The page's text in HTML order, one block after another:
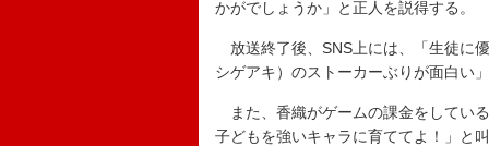
かがでしょうか」と正人を説得する。
放送終了後、SNS上には、「生徒に
シゲアキ）のストーカーぶりが面白い
また、香織がゲームの課金をしてい
子どもを強いキャラに育ててよ！」と